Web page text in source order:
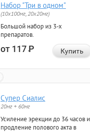
Набор "Три в одном"
(10x100мг, 20x20мг)
Большой набор из 3-х
препаратов.
от 117Р Купить
Супер Сиалис
20мг + 60мг
Усиление эрекции до 36 часов и
продление полового акта в